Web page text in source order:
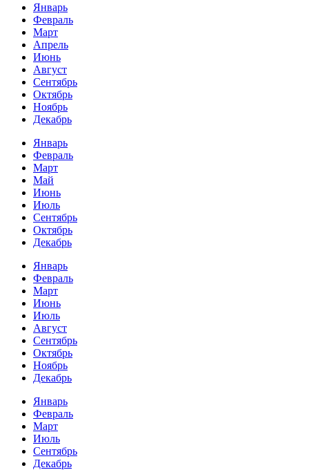
Январь
Февраль
Март
Апрель
Июнь
Август
Сентябрь
Октябрь
Ноябрь
Декабрь
Январь
Февраль
Март
Май
Июнь
Июль
Сентябрь
Октябрь
Декабрь
Январь
Февраль
Март
Июнь
Июль
Август
Сентябрь
Октябрь
Ноябрь
Декабрь
Январь
Февраль
Март
Июль
Сентябрь
Декабрь